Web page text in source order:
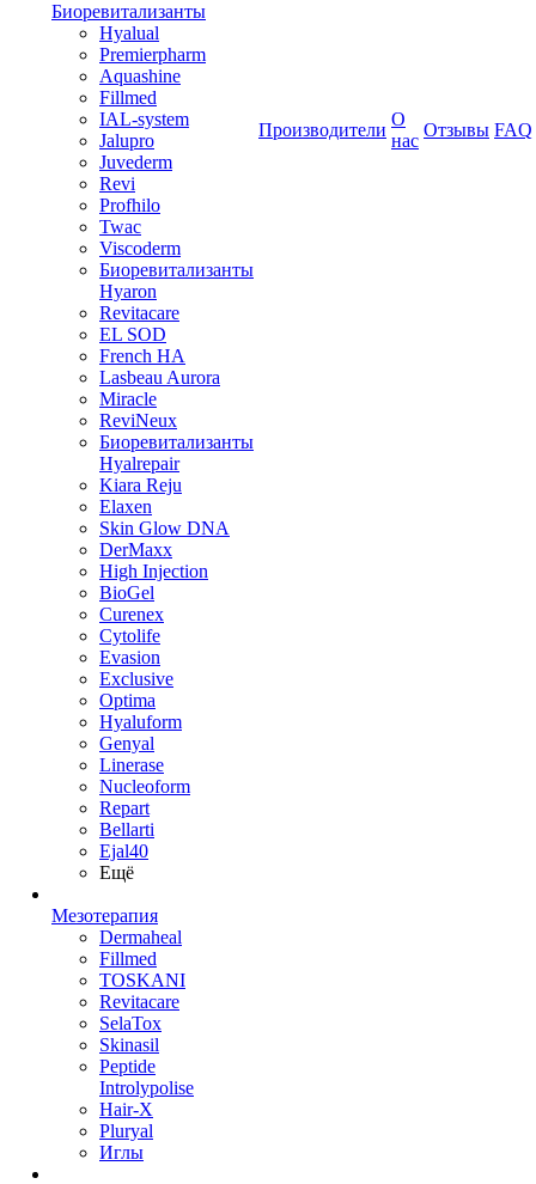
Биоревитализанты
Hyalual
Premierpharm
Aquashine
Fillmed
IAL-system
Jalupro
Juvederm
Revi
Profhilo
Twac
Viscoderm
Биоревитализанты
Hyaron
Revitacare
EL SOD
French HA
Lasbeau Aurora
Miracle
ReviNeux
Биоревитализанты
Hyalrepair
Kiara Reju
Elaxen
Skin Glow DNA
DerMaxx
High Injection
BioGel
Curenex
Cytolife
Evasion
Exclusive
Optima
Hyaluform
Genyal
Linerase
Nucleoform
Repart
Bellarti
Ejal40
Ещё
Мезотерапия
Dermaheal
Fillmed
TOSKANI
Revitacare
SelaTox
Skinasil
Peptide
Introlypolise
Hair-X
Pluryal
Иглы
Производители
О
нас
Отзывы FAQ